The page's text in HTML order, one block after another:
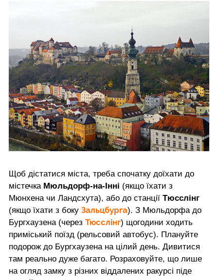
Щоб дістатися міста, треба спочатку доїхати до
містечка Мюльдорф-на-Інні (якщо їхати з
Мюнхена чи Ландсхута), або до станції Тюсслінг
(якщо їхати з боку Зальцбурга). З Мюльдорфа до
Бургхаузена (через Тюсслінг) щогодини ходить
приміський поїзд (рельсовий автобус). Плануйте
подорож до Бургхаузена на цілий день. Дивитися
там реально дуже багато. Розраховуйте, що лише
на огляд замку з різних віддалених ракурсі піде